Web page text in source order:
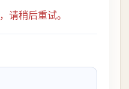
请稍后重试。